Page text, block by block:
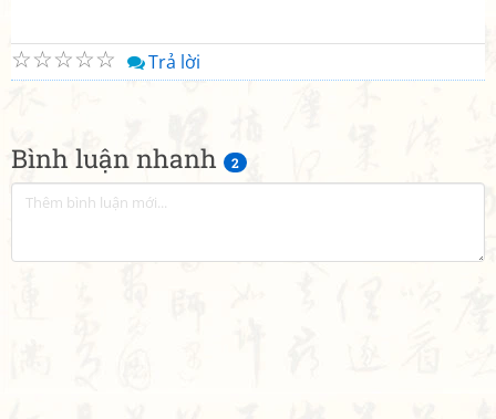
Bình luận nhanh 2
☆
☆
☆
☆
☆ Trả lời